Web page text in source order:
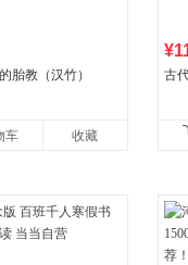
胎教（汉竹）
车 收藏
古